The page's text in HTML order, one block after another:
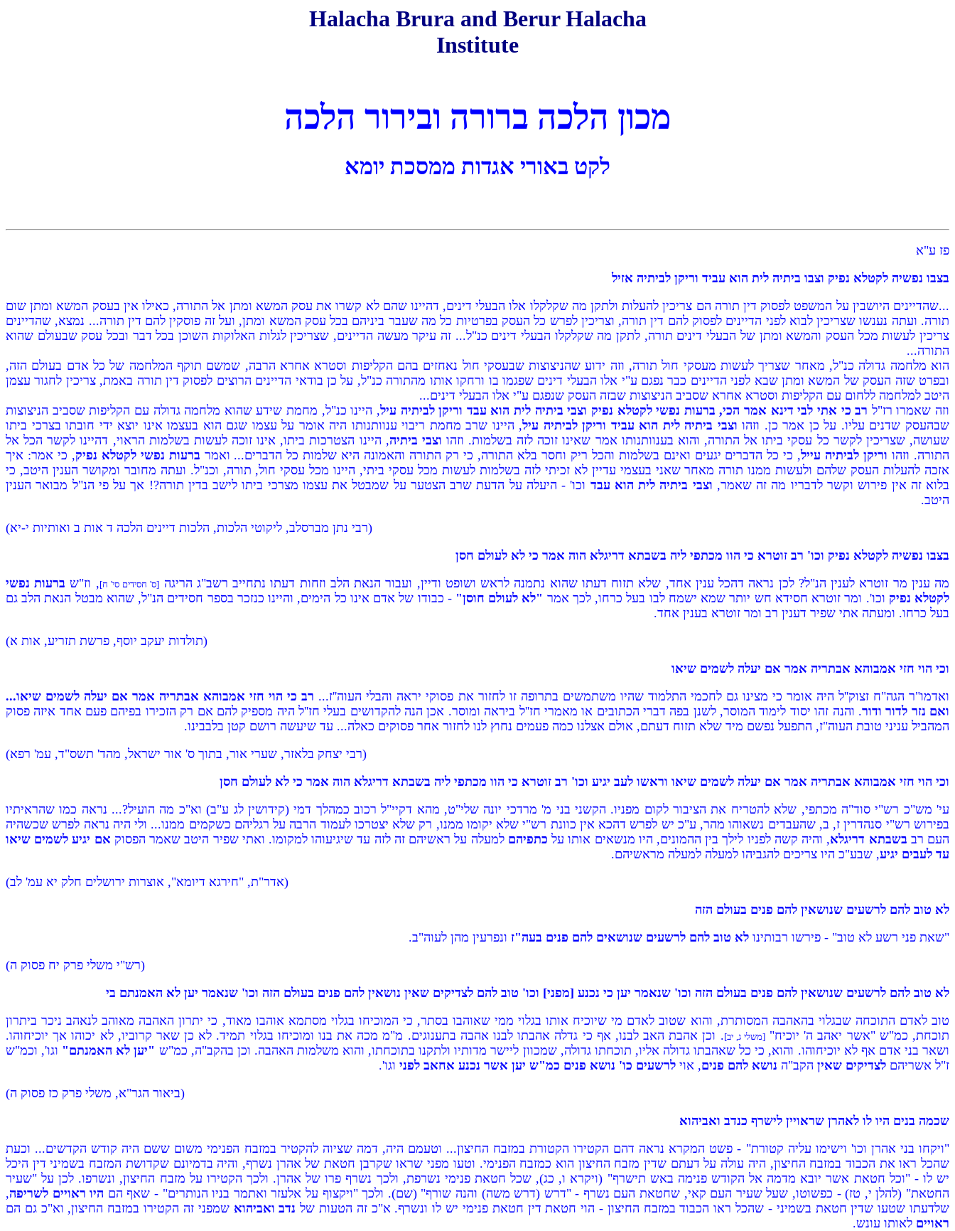
Halacha Brura and Berur Halacha
Institute
מכון הלכה ברורה ובירור הלכה
לקט באורי אגדות ממסכת יומא
פז ע"א
בצבו נפשיה לקטלא נפיק וצבו ביתיה לית הוא עביד וריקן לביתיה אזיל
...שהדיינים היושבין על המשפט לפסוק דין תורה הם צריכין להעלות ולתקן מה שקלקלו אלו הבעלי דינים, דהיינו שהם לא קשרו את עסק המשא ומתן אל התורה, כאילו אין בעסק המשא ומתן שום
תורה. ועתה נענשו שצריכין לבוא לפני הדיינים לפסוק להם דין תורה, וצריכין לפרש כל העסק בפרטיות כל מה שעבר ביניהם בכל עסק המשא ומתן, ועל זה פוסקין להם דין תורה... נמצא, שהדיינים
צריכין לעשות מכל העסק והמשא ומתן של הבעלי דינים תורה, לתקן מה שקלקלו הבעלי דינים כנ"ל... זה עיקר מעשה הדיינים, שצריכין לגלות האלוקות השוכן בכל דבר ובכל עסק שבעולם שהוא
התורה...
הוא מלחמה גדולה כנ"ל, מאחר שצריך לעשות מעסקי חול תורה, וזה ידוע שהניצוצות שבעסקי חול נאחזים בהם הקליפות וסטרא אחרא הרבה, שמשם תוקף המלחמה של כל אדם בעולם הזה,
ובפרט שזה העסק של המשא ומתן שבא לפני הדיינים כבר נפגם ע"י אלו הבעלי דינים שפגמו בו ורחקו אותו מהתורה כנ"ל, על כן בודאי הדיינים הרוצים לפסוק דין תורה באמת, צריכין לחגור עצמן
היטב למלחמה ללחום עם הקליפות וסטרא אחרא שסביב הניצוצות שבזה העסק שנפגם ע"י אלו הבעלי דינים...
וזה שאמרו רז"ל רב כי אתי לבי דינא אמר הכי, ברעות נפשי לקטלא נפיק וצבי ביתיה לית הוא עבד וריקן לביתיה עיל, היינו כנ"ל, מחמת שידע שהוא מלחמה גדולה עם הקליפות שסביב הניצוצות
שבהעסק שדנים עליו. על כן אמר כן. וזהו וצבי ביתיה לית הוא עביד וריקן לביתיה עיל, היינו שרב מחמת ריבוי ענוותנותו היה אומר על עצמו שגם הוא בעצמו אינו יוצא ידי חובתו בצרכי ביתו
שעושה, שצריכין לקשר כל עסקי ביתו אל התורה, והוא בענוותנותו אמר שאינו זוכה לזה בשלמות. וזהו וצבי ביתיה, היינו הצטרכות ביתו, אינו זוכה לעשות בשלמות הראוי, דהיינו לקשר הכל אל
התורה. וזהו וריקן לביתיה עייל, כי כל הדברים יגעים ואינם בשלמות והכל ריק וחסר בלא התורה, כי רק התורה והאמונה היא שלמות כל הדברים... ואמר ברעות נפשי לקטלא נפיק, כי אמר: איך
אזכה להעלות העסק שלהם ולעשות ממנו תורה מאחר שאני בעצמי עדיין לא זכיתי לזה בשלמות לעשות מכל עסקי ביתי, היינו מכל עסקי חול, תורה, וכנ"ל. ועתה מחובר ומקושר הענין היטב, כי
בלוא זה אין פירוש וקשר לדבריו מה זה שאמר, וצבי ביתיה לית הוא עבד וכו' - היעלה על הדעת שרב הצטער על שמבטל את עצמו מצרכי ביתו לישב בדין תורה?! אך על פי הנ"ל מבואר הענין
היטב.
(רבי נתן מברסלב, ליקוטי הלכות, הלכות דיינים הלכה ד אות ב ואותיות י-יא)
בצבו נפשיה לקטלא נפיק וכו' רב זוטרא כי הוו מכתפי ליה בשבתא דריגלא הוה אמר כי לא לעולם חסן
מה ענין מר זוטרא לענין הנ"ל? לכן נראה דהכל ענין אחד, שלא תזוח דעתו שהוא נתמנה לראש ושופט ודיין, ועבור הנאת הלב וזחות דעתו נתחייב רשב"ג הריגה [ס' חסידים סי' ח], וז"ש ברעות נפשי
לקטלא נפיק וכו'. ומר זוטרא חסידא חש יותר שמא ישמח לבו בעל כרחו, לכך אמר "לא לעולם חוסן" - כבודו של אדם אינו כל הימים, והיינו כנזכר בספר חסידים הנ"ל, שהוא מבטל הנאת הלב גם
בעל כרחו. ומעתה אתי שפיר דענין רב ומר זוטרא בענין אחד.
(תולדות יעקב יוסף, פרשת תזריע, אות א)
וכי הוי חזי אמבוהא אבתריה אמר אם יעלה לשמים שיאו
ואדמו"ר הגה"ח זצוק''ל היה אומר כי מצינו גם לחכמי התלמוד שהיו משתמשים בתרופה זו לחזור את פסוקי יראה והבלי העוה''ז... רב כי הוי חזי אמבוהא אבתריה אמר אם יעלה לשמים שיאו...
ואם נזר לדור ודור. והנה זהו יסוד לימוד המוסר, לשנן בפה דברי הכתובים או מאמרי חז''ל ביראה ומוסר. אכן הנה להקדושים בעלי חז''ל היה מספיק להם אם רק הזכירו בפיהם פעם אחד איזה פסוק
המהביל עניני טובת העוה"ז, התפעל נפשם מיד שלא תזוח דעתם, אולם אצלנו כמה פעמים נחוץ לנו לחזור אחר פסוקים כאלה... עד שיעשה רושם קטן בלבבינו.
(רבי יצחק בלאזר, שערי אור, בתוך ס' אור ישראל, מהד' תשס"ד, עמ' רפא)
וכי הוי חזי אמבוהא אבתריה אמר אם יעלה לשמים שיאו וראשו לעב יגיע וכו' רב זוטרא כי הוו מכתפי ליה בשבתא דריגלא הוה אמר כי לא לעולם חסן
עי' מש"כ רש"י סוד"ה מכתפי, שלא להטריח את הציבור לקום מפניו. הקשני בני מ' מרדכי יונה שלי"ט, מהא דקיי"ל רכוב כמהלך דמי (קידושין לג ע"ב) וא"כ מה הועיל?... נראה כמו שהראיתיו
בפירוש רש"י סנהדרין ז, ב, שהעבדים נשאוהו מהר, ע"כ יש לפרש דהכא אין כוונת רש"י שלא יקומו ממנו, רק שלא יצטרכו לעמוד הרבה על רגליהם כשקמים ממנו... ולי היה נראה לפרש שכשהיה
העם רב בשבתא דריגלא, והיה קשה לפניו לילך בין ההמונים, היו מנשאים אותו על כתפיהם למעלה על ראשיהם זה לזה עד שיגיעוהו למקומו. ואתי שפיר היטב שאמר הפסוק אם יגיע לשמים שיאו
עד לעבים יגיע, שבע"כ היו צריכים להגביהו למעלה למעלה מראשיהם.
(אדר"ת, "חירגא דיומא", אוצרות ירושלים חלק יא עמ' לב)
לא טוב להם לרשעים שנושאין להם פנים בעולם הזה
"שאת פני רשע לא טוב" - פירשו רבותינו לא טוב להם לרשעים שנושאים להם פנים בעה"ז ונפרעין מהן לעוה"ב.
(רש"י משלי פרק יח פסוק ה)
לא טוב להם לרשעים שנושאין להם פנים בעולם הזה וכו' שנאמר יען כי נכנע [מפני] וכו' טוב להם לצדיקים שאין נושאין להם פנים בעולם הזה וכו' שנאמר יען לא האמנתם בי
טוב לאדם התוכחה שבגלוי בהאהבה המסותרת, והוא שטוב לאדם מי שיוכיח אותו בגלוי ממי שאוהבו בסתר, כי המוכיחו בגלוי מסתמא אוהבו מאוד, כי יתרון האהבה מאוהב לנאהב ניכר ביתרון
תוכחת, כמ"ש "אשר יאהב ה' יוכיח"[משלי ג, יב]. וכן אהבת האב לבנו, אף כי גדלה אהבתו לבנו אהבה בתענוגים. מ"מ מכה את בנו ומוכיחו בגלוי תמיד. לא כן שאר קרוביו, לא יכוהו אך יוכיחוהו.
ושאר בני אדם אף לא יוכיחוהו. והוא, כי כל שאהבתו גדולה אליו, תוכחתו גדולה, שמכוון ליישר מדותיו ולתקנו בתוכחתו, והוא משלמות האהבה. וכן בהקב"ה, כמ"ש "יען לא האמנתם" וגו', וכמ"ש
ז"ל אשריהם לצדיקים שאין הקב"ה נושא להם פנים, אוי לרשעים כו' נושא פנים כמ"ש יען אשר נכנע אחאב לפני וגו'.
(ביאור הגר"א, משלי פרק כז פסוק ה)
שכמה בנים היו לו לאהרן שראויין לישרף כנדב ואביהוא
"ויקחו בני אהרן וכו' וישימו עליה קטורת" - פשט המקרא נראה דהם הקטירו הקטורת במזבח החיצון... וטעמם היה, דמה שציוה להקטיר במזבח הפנימי משום ששם היה קודש הקדשים... וכעת
שהכל ראו את הכבוד במזבח החיצון, היה עולה על דעתם שדין מזבח החיצון הוא כמזבח הפנימי. וטעו מפני שראו שקרבן חטאת של אהרן נשרף, והיה בדמיונם שקדושת המזבח בשמיני דין היכל
יש לו - "וכל חטאת אשר יובא מדמה אל הקודש פנימה באש תישרף" (ויקרא ו, כג), שכל חטאת פנימי נשרפת, ולכך נשרף פרו של אהרן. ולכך הקטירו על מזבח החיצון, ונשרפו. לכן על "שעיר
החטאת" (להלן י, טז) - כפשוטו, שעל שעיר העם קאי, שחטאת העם נשרף - "דרש (דרש משה) והנה שורף" (שם). ולכך "ויקצוף על אלעזר ואתמר בניו הנותרים" - שאף הם היו ראויים לשריפה,
שלדעתו שטעו שדין חטאת בשמיני - שהכל ראו הכבוד במזבח החיצון - הוי חטאת דין חטאת פנימי יש לו ונשרף. א"כ זה הטעות של נדב ואביהוא שמפני זה הקטירו במזבח החיצון, וא"כ גם הם
ראויים לאותו עונש.